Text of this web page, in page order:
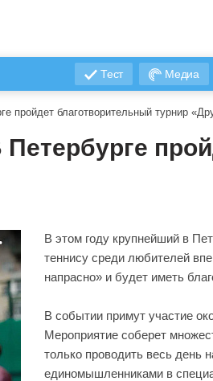
Тест Медиа
пройдет благотворительный турнир
В этом году крупнейший в
теннису среди любителей
напрасно» и будет иметь
В событии примут участие
Мероприятие соберет
только проводить весь день
единомышленниками в